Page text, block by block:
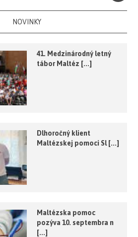
NOVINKY
41. Medzinárodný letný
tábor Maltéz [...]
Dlhoročný klient
Maltézskej pomoci Sl [...]
Maltézska pomoc
pozýva 10. septembra n
[...]